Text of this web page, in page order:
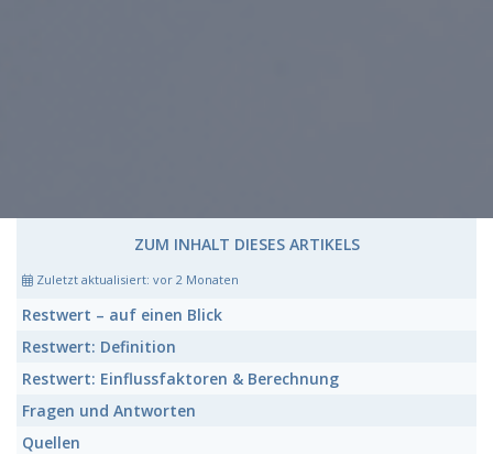
ZUM INHALT DIESES ARTIKELS
Zuletzt aktualisiert: vor 2 Monaten
Restwert – auf einen Blick
Restwert: Definition
Restwert: Einflussfaktoren & Berechnung
Fragen und Antworten
Quellen